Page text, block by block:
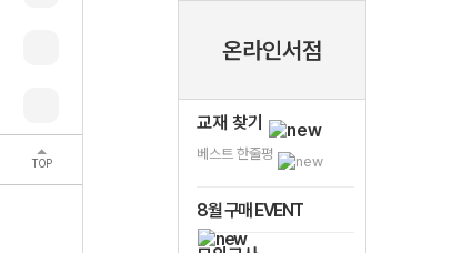
TOP
온라인서점
교재 찾기
베스트 한줄평
8월 구매 EVENT